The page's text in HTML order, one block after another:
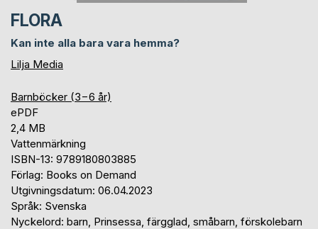
FLORA
Kan inte alla bara vara hemma?
Lilja Media
Barnböcker (3−6 år)
ePDF
2,4 MB
Vattenmärkning
ISBN-13: 9789180803885
Förlag: Books on Demand
Utgivningsdatum: 06.04.2023
Språk: Svenska
Nyckelord: barn, Prinsessa, färgglad, småbarn, förskolebarn